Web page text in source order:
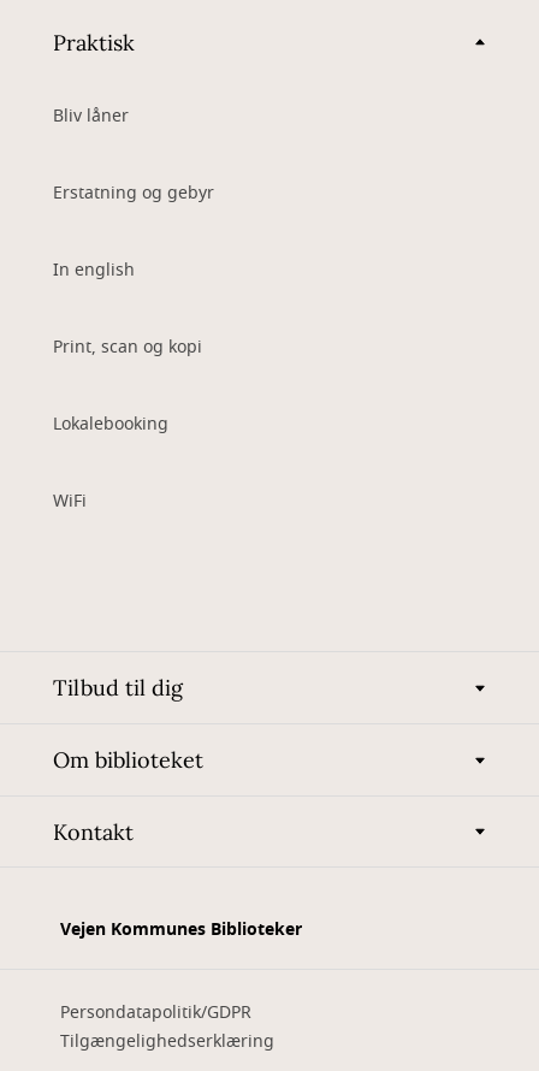
Praktisk
Bliv låner
Erstatning og gebyr
In english
Print, scan og kopi
Lokalebooking
WiFi
Tilbud til dig
Om biblioteket
Kontakt
Vejen Kommunes Biblioteker
Persondatapolitik/GDPR
Tilgængelighedserklæring